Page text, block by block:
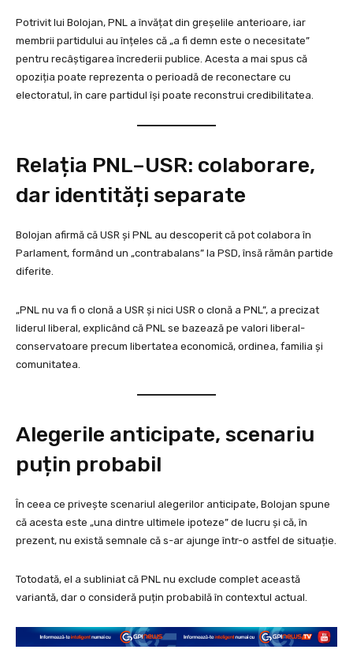
Potrivit lui Bolojan, PNL a învățat din greșelile anterioare, iar
membrii partidului au înțeles că „a fi demn este o necesitate”
pentru recâștigarea încrederii publice. Acesta a mai spus că
opoziția poate reprezenta o perioadă de reconectare cu
electoratul, în care partidul își poate reconstrui credibilitatea.
Relația PNL–USR: colaborare,
dar identități separate
Bolojan afirmă că USR și PNL au descoperit că pot colabora în
Parlament, formând un „contrabalans” la PSD, însă rămân partide
diferite.
„PNL nu va fi o clonă a USR și nici USR o clonă a PNL”, a precizat
liderul liberal, explicând că PNL se bazează pe valori liberal-
conservatoare precum libertatea economică, ordinea, familia și
comunitatea.
Alegerile anticipate, scenariu
puțin probabil
În ceea ce privește scenariul alegerilor anticipate, Bolojan spune
că acesta este „una dintre ultimele ipoteze” de lucru și că, în
prezent, nu există semnale că s-ar ajunge într-o astfel de situație.
Totodată, el a subliniat că PNL nu exclude complet această
variantă, dar o consideră puțin probabilă în contextul actual.